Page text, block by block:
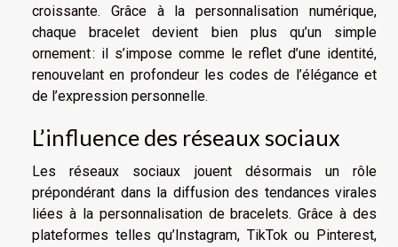
croissante. Grâce à la personnalisation numérique,
chaque bracelet devient bien plus qu’un simple
ornement : il s’impose comme le reflet d’une identité,
renouvelant en profondeur les codes de l’élégance et
de l’expression personnelle.
L’influence des réseaux sociaux
Les réseaux sociaux jouent désormais un rôle
prépondérant dans la diffusion des tendances virales
liées à la personnalisation de bracelets. Grâce à des
plateformes telles qu’Instagram, TikTok ou Pinterest,